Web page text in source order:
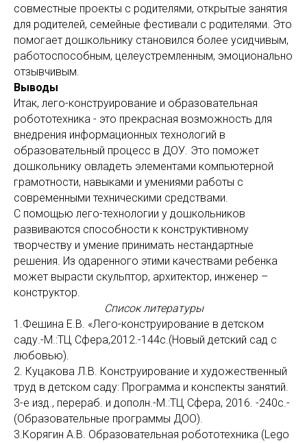
совместные проекты с родителями, открытые занятия
для родителей, семейные фестивали с родителями. Это
помогает дошкольнику становился более усидчивым,
работоспособным, целеустремленным, эмоционально
отзывчивым.
Выводы
Итак, лего-конструирование и образовательная
робототехника - это прекрасная возможность для
внедрения информационных технологий в
образовательный процесс в ДОУ. Это поможет
дошкольнику овладеть элементами компьютерной
грамотности, навыками и умениями работы с
современными техническими средствами.
С помощью лего-технологии у дошкольников
развиваются способности к конструктивному
творчеству и умение принимать нестандартные
решения. Из одаренного этими качествами ребенка
может вырасти скульптор, архитектор, инженер –
конструктор.
Список литературы
1.Фешина Е.В. «Лего-конструирование в детском
саду.-М.:ТЦ Сфера,2012.-144с.(Новый детский сад с
любовью).
2. Куцакова Л.В. Конструирование и художественный
труд в детском саду: Программа и конспекты занятий.
3-е изд., перераб. и дополн.-М.:ТЦ Сфера, 2016. -240с.-
(Образовательные программы ДОО).
3.Корягин А.В. Образовательная робототехника (Lego